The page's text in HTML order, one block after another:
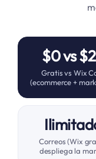
$0 vs
Gratis vs Wix
(ecommerce +
Correos (Wix
despliega la